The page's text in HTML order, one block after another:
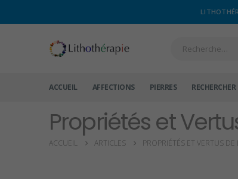
ACCUEIL AFFECTIONS PIERRES RECHERCHER
Propriétés et
ACCUEIL ARTICLES PROPRIÉTÉS ET VERTUS DE